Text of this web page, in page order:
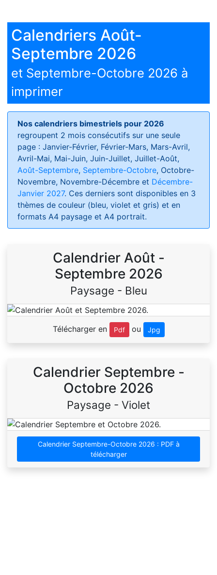
Calendriers Août-
Septembre 2026
et Septembre-Octobre 2026 à
imprimer
Nos calendriers bimestriels pour 2026
regroupent 2 mois consécutifs sur une seule
page : Janvier-Février, Février-Mars, Mars-Avril,
Avril-Mai, Mai-Juin, Juin-Juillet, Juillet-Août,
Août-Septembre, Septembre-Octobre, Octobre-
Novembre, Novembre-Décembre et Décembre-
Janvier 2027. Ces derniers sont disponibles en 3
thèmes de couleur (bleu, violet et gris) et en
formats A4 paysage et A4 portrait.
Calendrier Août -
Septembre 2026
Paysage - Bleu
Télécharger en Pdf ou Jpg
Calendrier Septembre -
Octobre 2026
Paysage - Violet
Calendrier Septembre-Octobre 2026 : PDF à
télécharger